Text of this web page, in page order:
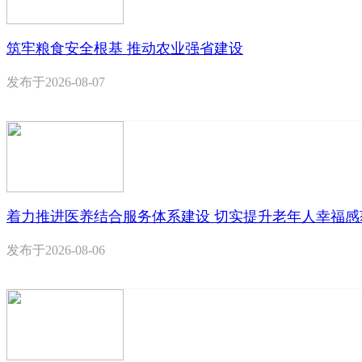
筑牢粮食安全根基 推动农业强省建设
发布于2026-08-07
着力推进医养结合服务体系建设 切实提升老年人幸福
发布于2026-08-06